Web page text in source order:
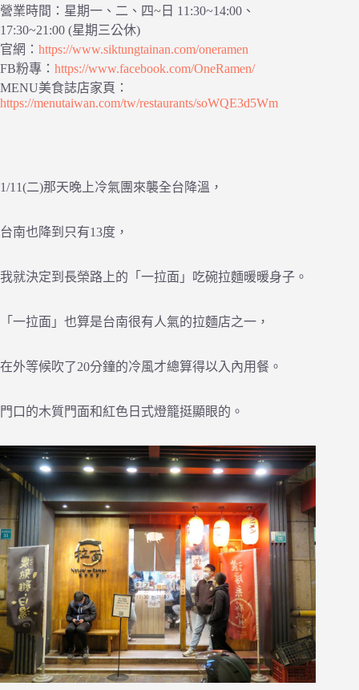
營業時間：星期一、二、四~日 11:30~14:00、
17:30~21:00 (星期三公休)
官網： https://www.siktungtainan.com/oneramen
FB粉專： https://www.facebook.com/OneRamen/
MENU美食誌店家頁：
https://menutaiwan.com/tw/restaurants/soWQE3d5Wm
1/11(二)那天晚上冷氣團來襲全台降溫，
台南也降到只有13度，
我就決定到長榮路上的「一拉面」吃碗拉麵暖暖身子。
「一拉面」也算是台南很有人氣的拉麵店之一，
在外等候吹了20分鐘的冷風才總算得以入內用餐。
門口的木質門面和紅色日式燈籠挺顯眼的。